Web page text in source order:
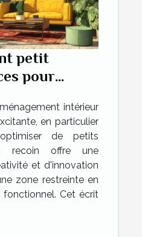
petit
pour
intérieur
en particulier
de petits
recoin offre une
et d'innovation
zone restreinte en
Cet écrit